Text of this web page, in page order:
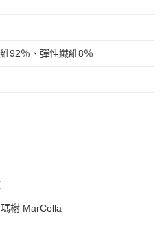
92％、彈性纖維8％
瑪榭 MarCella